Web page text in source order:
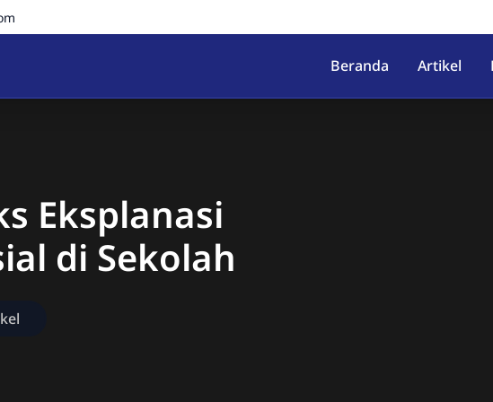
4 Cirahab, Kec. Lumbir, Kab.
Beranda Artikel
Eksplanasi
di Sekolah